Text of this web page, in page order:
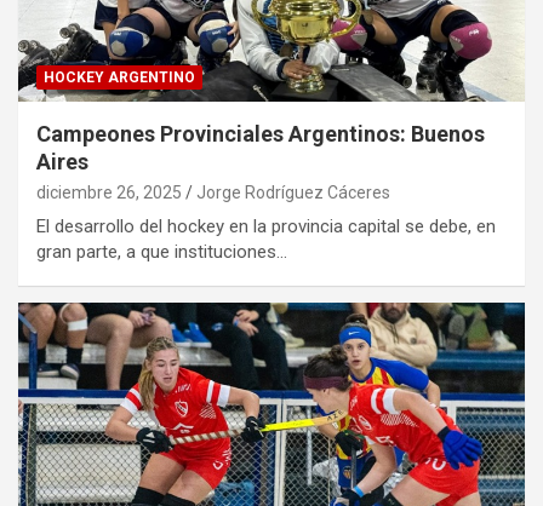
HOCKEY ARGENTINO
Campeones Provinciales Argentinos: Buenos
Aires
diciembre 26, 2025 Jorge Rodríguez Cáceres
El desarrollo del hockey en la provincia capital se debe, en
gran parte, a que instituciones…